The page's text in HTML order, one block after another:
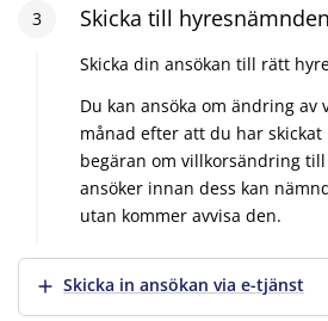
3 Steg3
Skicka till hyresnämnden
Skicka din ansökan till rätt
Du kan ansöka om ändring av
månad efter att du har
begäran om villkorsändring
ansöker innan dess kan
utan kommer avvisa den.
Visa merSkicka in ansökan via e-tjänst